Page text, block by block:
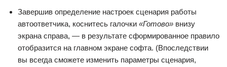
Завершив определение настроек сценария работы
автоответчика, коснитесь галочки «Готово» внизу
экрана справа, — в результате сформированное правило
отобразится на главном экране софта. (Впоследствии
вы всегда сможете изменить параметры сценария,